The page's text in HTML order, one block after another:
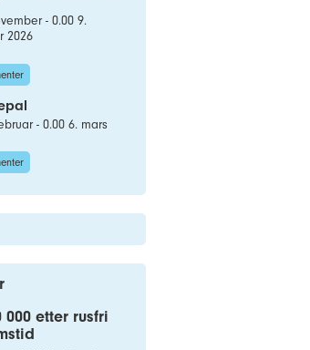
- 0.00 9.
2026
- 0.00 6. mars
000 etter rusfri